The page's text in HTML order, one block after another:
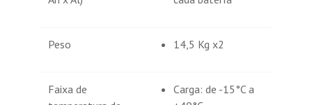
Peso 14,5 Kg x2
Faixa de
Carga: de -15°C a